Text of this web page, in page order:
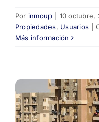
Por inmoup 10 octubre,
Propiedades, Usuarios
Más información